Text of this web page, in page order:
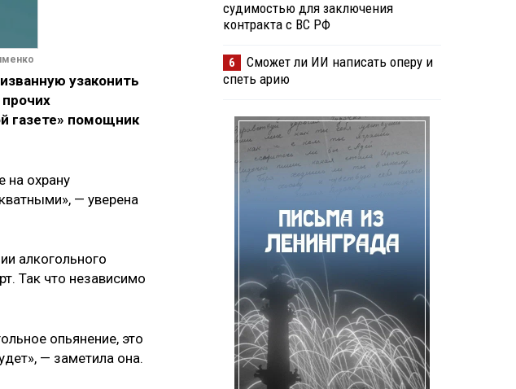
узаконить
газете» помощник
на охрану
— уверена
алкогольного
Так что независимо
опьянение, это
— заметила она.
судимостью для заключения
контракта с ВС РФ
6
Сможет ли ИИ написать оперу и
спеть арию